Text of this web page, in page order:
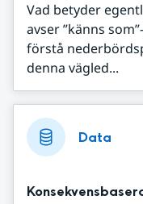
Vad betyder
avser ”känns
förstå
denna vägled...
Data